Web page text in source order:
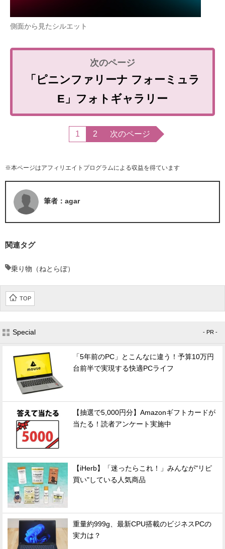
側面から見たシルエット
「ピニンファリーナ フォーミュラ
E」フォトギャラリー
1 2 次のページ
※本ページはアフィリエイトプログラムによる収益を得ています
筆者：agar
関連タグ
乗り物（ねとらぼ）
TOP
Special - PR -
「5年前のPC」とこんなに違う！予算10万円
台前半で実現する快適PCライフ
【抽選で5,000円分】Amazonギフトカードが
当たる！読者アンケート実施中
【iHerb】「迷ったらこれ！」みんなが"リピ
買い"している人気商品
重量約999g、最新CPU搭載のビジネスPCの
実力は？